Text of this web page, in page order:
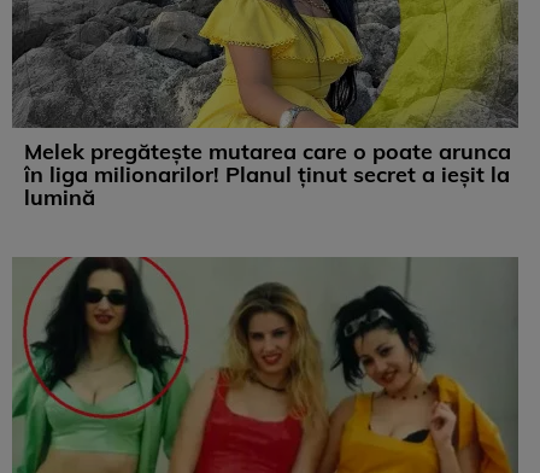
Melek pregătește mutarea care o poate arunca
în liga milionarilor! Planul ținut secret a ieșit la
lumină